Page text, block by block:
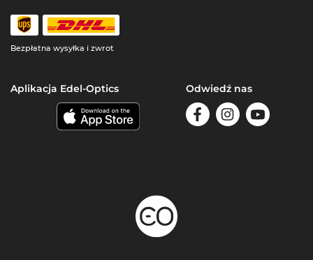
Bezpłatna wysyłka i zwrot
Aplikacja Edel-Optics Odwiedź nas